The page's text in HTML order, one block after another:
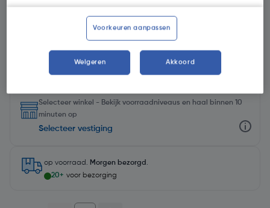
Kies productvariant(5)
Selecteer winkel - Bekijk voorraadniveaus en haal binnen 10
minuten op
Selecteer vestiging
op voorraad. Morgen bezorgd .
20+ voor bezorging
Voorkeuren aanpassen
Weigeren Akkoord